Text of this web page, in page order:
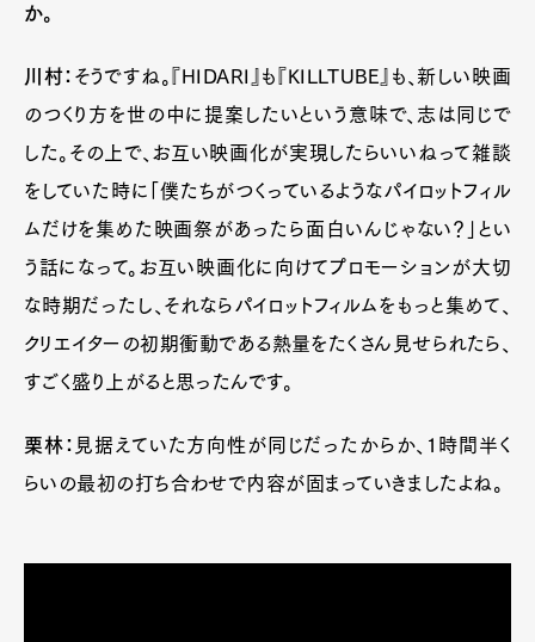
か。
川村： そうですね。『HIDARI』も『KILLTUBE』も、新しい映画
のつくり方を世の中に提案したいという意味で、志は同じで
した。その上で、お互い映画化が実現したらいいねって雑談
をしていた時に「僕たちがつくっているようなパイロットフィル
ムだけを集めた映画祭があったら面白いんじゃない？」とい
う話になって。お互い映画化に向けてプロモーションが大切
な時期だったし、それならパイロットフィルムをもっと集めて、
クリエイターの初期衝動である熱量をたくさん見せられたら、
すごく盛り上がると思ったんです。
栗林： 見据えていた方向性が同じだったからか、1時間半く
らいの最初の打ち合わせで内容が固まっていきましたよね。